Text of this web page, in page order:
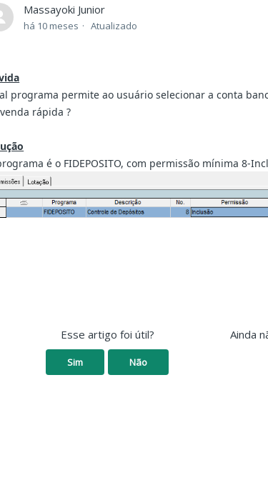
Massayoki Junior
há 10 meses Atualizado
programa permite ao usuário selecionar a conta
rápida ?
é o FIDEPOSITO, com permissão mínima 8-
Esse artigo foi útil?
Sim Não
Ainda